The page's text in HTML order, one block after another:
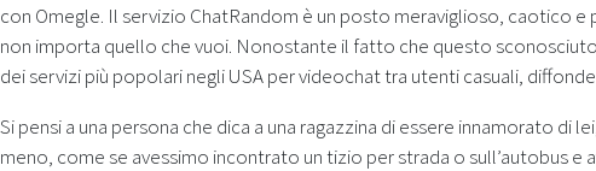
con Omegle. Il servizio ChatRandom è un posto meraviglioso, caotico
non importa quello che vuoi. Nonostante il fatto che questo
dei servizi più popolari negli USA per videochat tra utenti casuali,
Si pensi a una persona che dica a una ragazzina di essere innamorato
meno, come se avessimo incontrato un tizio per strada o sull’autobus e